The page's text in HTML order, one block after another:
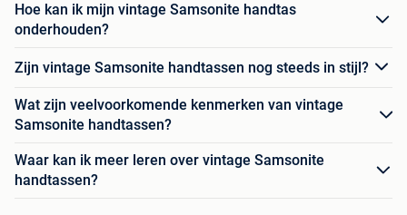
Hoe kan ik mijn vintage Samsonite handtas
onderhouden?
Zijn vintage Samsonite handtassen nog steeds in stijl?
Wat zijn veelvoorkomende kenmerken van vintage
Samsonite handtassen?
Waar kan ik meer leren over vintage Samsonite
handtassen?